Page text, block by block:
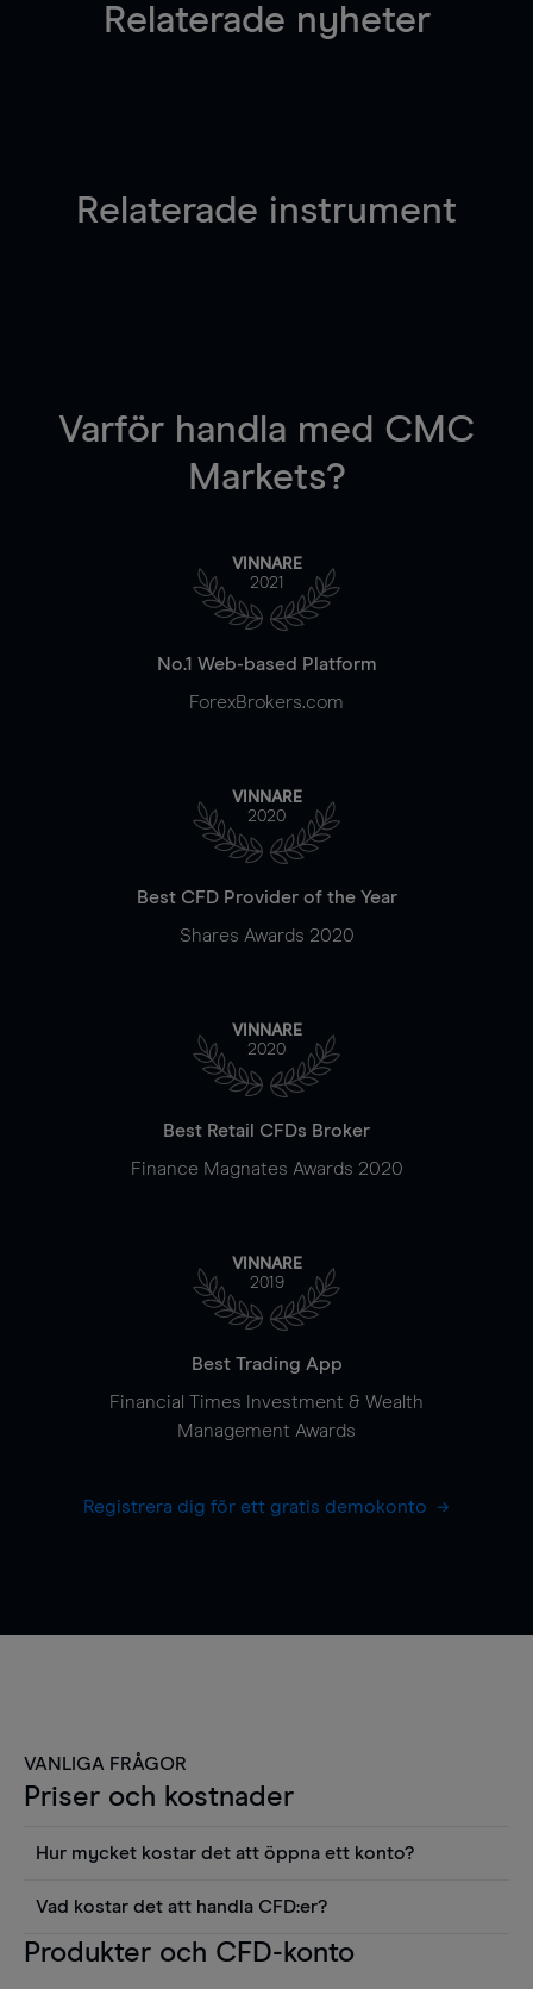
Relaterade nyheter
Relaterade instrument
Varför handla med CMC
Markets?
VINNARE
2021
No.1 Web-based Platform
ForexBrokers.com
VINNARE
2020
Best CFD Provider of the Year
Shares Awards 2020
VINNARE
2020
Best Retail CFDs Broker
Finance Magnates Awards 2020
VINNARE
2019
Best Trading App
Financial Times Investment & Wealth
Management Awards
Registrera dig för ett gratis demokonto
VANLIGA FRÅGOR
Priser och kostnader
Hur mycket kostar det att öppna ett konto?
använda sådana verktyg som diagram, Reuters
Vad kostar det att handla CFD:er?
Det är en rad kostnader att tänka på när man
Produkter och CFD-konto